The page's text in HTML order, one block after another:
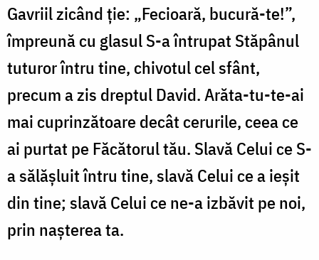
Gavriil zicând ție: „Fecioară, bucură-te!”,
împreună cu glasul S-a întrupat Stăpânul
tuturor întru tine, chivotul cel sfânt,
precum a zis dreptul David. Arăta-tu-te-ai
mai cuprinzătoare decât cerurile, ceea ce
ai purtat pe Făcătorul tău. Slavă Celui ce S-
a sălășluit întru tine, slavă Celui ce a ieșit
din tine; slavă Celui ce ne-a izbăvit pe noi,
prin nașterea ta.